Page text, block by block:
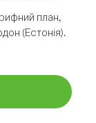
план,
(Естонія).